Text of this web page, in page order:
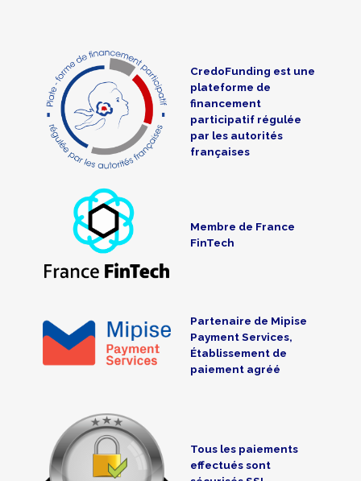
CredoFunding est une
plateforme de
financement
participatif régulée
par les autorités
françaises
Membre de France
FinTech
Partenaire de Mipise
Payment Services,
Établissement de
paiement agréé
Tous les paiements
effectués sont